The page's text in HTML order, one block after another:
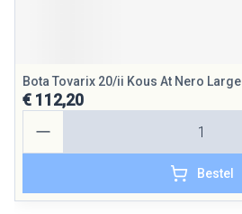
Bota Tovarix 20/ii Kous At Nero Large
€ 112,20
Bestel